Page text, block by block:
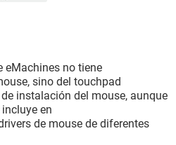
eMachines no tiene
sino del touchpad
instalación del mouse, aunque
en
de mouse de diferentes